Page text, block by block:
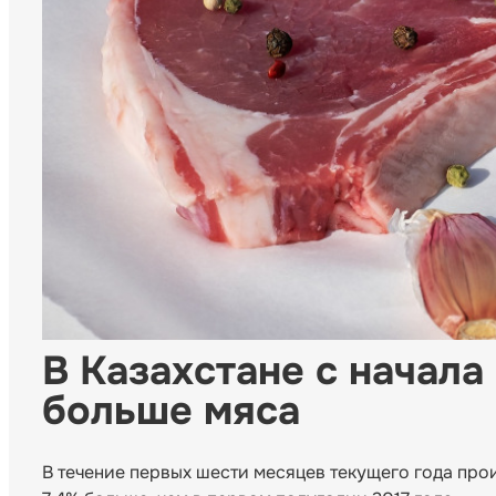
В Казахстане с
больше мяса
В течение первых шести месяцев текущего года